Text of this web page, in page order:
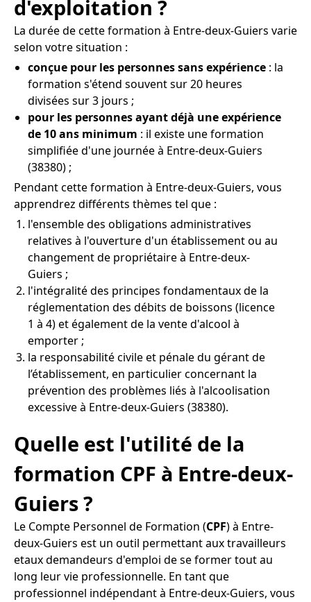
d'exploitation ?
La durée de cette formation à Entre-deux-Guiers varie
selon votre situation :
conçue pour les personnes sans expérience : la
formation s'étend souvent sur 20 heures
divisées sur 3 jours ;
pour les personnes ayant déjà une expérience
de 10 ans minimum : il existe une formation
simplifiée d'une journée à Entre-deux-Guiers
(38380) ;
Pendant cette formation à Entre-deux-Guiers, vous
apprendrez différents thèmes tel que :
l'ensemble des obligations administratives
relatives à l'ouverture d'un établissement ou au
changement de propriétaire à Entre-deux-
Guiers ;
l'intégralité des principes fondamentaux de la
réglementation des débits de boissons (licence
1 à 4) et également de la vente d'alcool à
emporter ;
la responsabilité civile et pénale du gérant de
l’établissement, en particulier concernant la
prévention des problèmes liés à l'alcoolisation
excessive à Entre-deux-Guiers (38380).
Quelle est l'utilité de la
formation CPF à Entre-deux-
Guiers ?
Le Compte Personnel de Formation (CPF) à Entre-
deux-Guiers est un outil permettant aux travailleurs
etaux demandeurs d'emploi de se former tout au
long leur vie professionnelle. En tant que
professionnel indépendant à Entre-deux-Guiers, vous